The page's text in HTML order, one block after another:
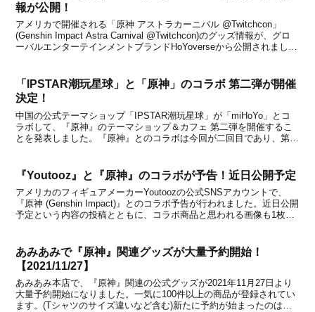
報が公開！
アメリカで開催される「原神 アストラカーニバル @Twitchcon」
(Genshin Impact Astra Carnival @Twitchcon)のグッズ情報が、グロ
ーバルエンターテインメントブランドHoYoverseから公開されまし
「IPSTAR潮玩星球」と「原神」のコラボ 第二弾が開催
決定！
中国の公式テーマショップ「IPSTAR潮玩星球」が「miHoYo」とコ
ラボして、『原神』のテーマショップ＆カフェ 第二弾を開催するこ
とを発表しました。『原神』とのコラボは今回が二回目であり、第一
『Youtooz』と『原神』のコラボが予告！近日公開予定
アメリカのフィギュアメーカーYoutoozの公式SNSアカウントで、
『原神 (Genshin Impact)』とのコラボ予告が行われました。近日公開
予定という内容の投稿とともに、コラボ商品と思われる画像も1枚掲
あみあみで『原神』関連グッズが大量予約開始！
【2021/11/27】
あみあみ本店で、『原神』関連の公式グッズが2021年11月27日より
大量予約開始になりました。一気に100件以上の商品が登録されてい
ます。(Tシャツのサイズ違いなど含む)新たに予約が始まったのは、